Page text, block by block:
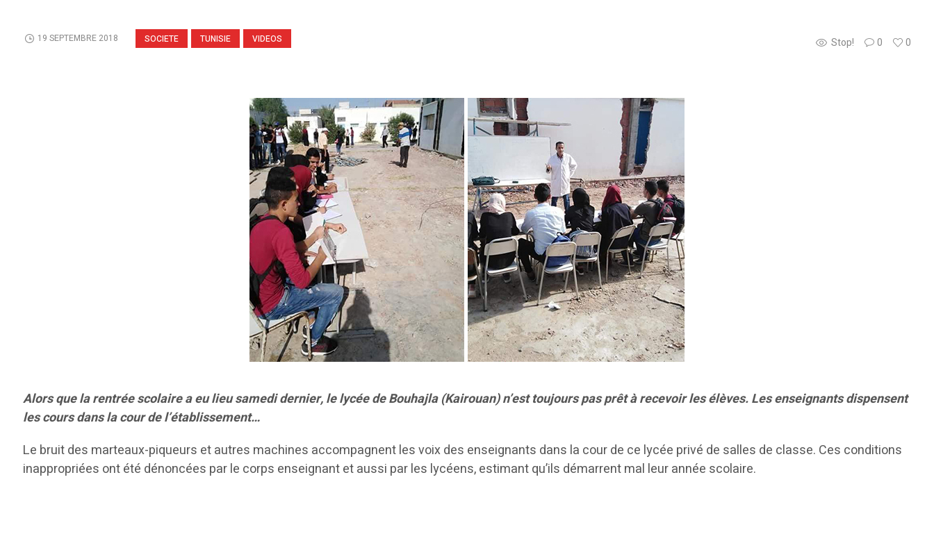
SOCIETE TUNISIE VIDEOS Stop! 0 0
19 SEPTEMBRE 2018
Alors que la rentrée scolaire a eu lieu samedi dernier, le lycée de Bouhajla (Kairouan) n’est toujours pas prêt à recevoir les élèves. Les enseignants dispensent
les cours dans la cour de l’établissement…
Le bruit des marteaux-piqueurs et autres machines accompagnent les voix des enseignants dans la cour de ce lycée privé de salles de classe. Ces conditions
inappropriées ont été dénoncées par le corps enseignant et aussi par les lycéens, estimant qu’ils démarrent mal leur année scolaire.